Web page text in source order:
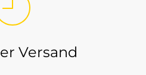
Versand